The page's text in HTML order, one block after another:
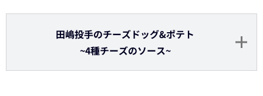
田嶋投手のカプレーゼ風たこ焼